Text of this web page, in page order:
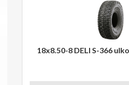
18x8.50-8 DELI S-366